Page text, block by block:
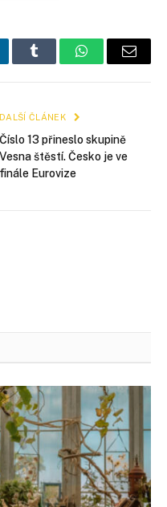
Tumblr WhatsApp
E-
DALŠÍ ČLÁNEK
Číslo 13 přineslo skupině
Vesna štěstí. Česko je ve
finále Eurovize